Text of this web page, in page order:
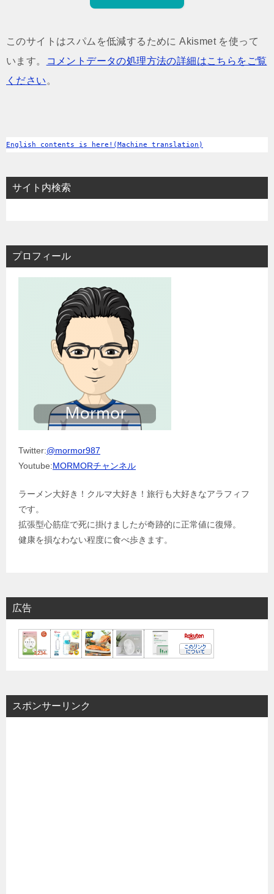
このサイトはスパムを低減するために Akismet を使って
います。
コメントデータの処理方法の詳細はこちらをご覧
ください 。
English contents is here!(Machine translation)
サイト内検索
プロフィール
Twitter:@mormor987
Youtube:MORMORチャンネル
ラーメン大好き！クルマ大好き！旅行も大好きなアラフィフ
です。
拡張型心筋症で死に掛けましたが奇跡的に正常値に復帰。
健康を損なわない程度に食べ歩きます。
広告
スポンサーリンク